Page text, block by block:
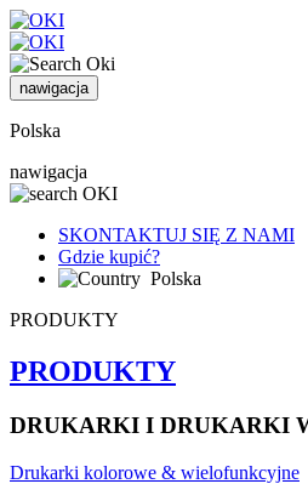
nawigacja
Polska
nawigacja
SKONTAKTUJ SIĘ Z NAMI
Gdzie kupić?
Polska
PRODUKTY
PRODUKTY
DRUKARKI I DRUKARKI
Drukarki kolorowe & wielofunkcyjne